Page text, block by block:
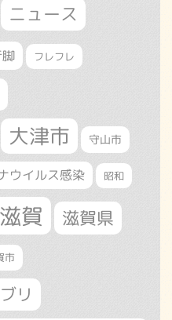
ニュース
フレフレ
大津市 守山市
ウイルス感染 昭和
滋賀 滋賀県
市
リ